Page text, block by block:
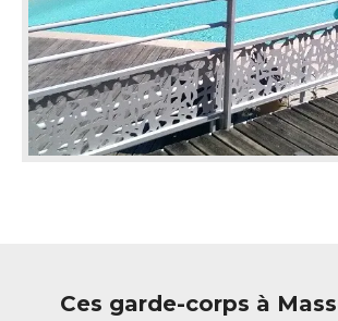
Ces garde-corps à